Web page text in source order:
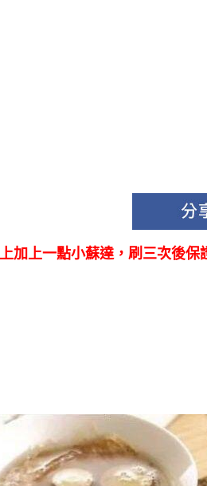
加上一點小蘇達，刷三次後保